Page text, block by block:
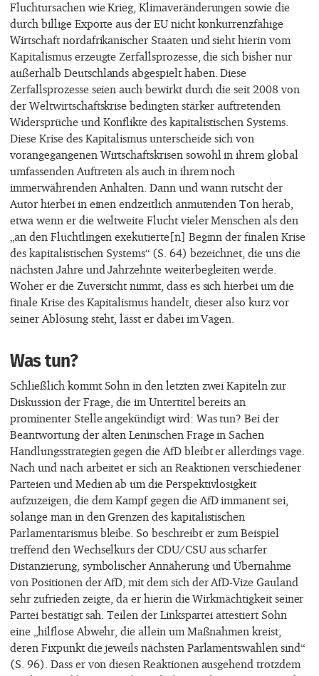
Fluchtursachen wie Krieg, Klimaveränderungen sowie die
durch billige Exporte aus der EU nicht konkurrenzfähige
Wirtschaft nordafrikanischer Staaten und sieht hierin vom
Kapitalismus erzeugte Zerfallsprozesse, die sich bisher nur
außerhalb Deutschlands abgespielt haben. Diese
Zerfallsprozesse seien auch bewirkt durch die seit 2008 von
der Weltwirtschaftskrise bedingten stärker auftretenden
Widersprüche und Konflikte des kapitalistischen Systems.
Diese Krise des Kapitalismus unterscheide sich von
vorangegangenen Wirtschaftskrisen sowohl in ihrem global
umfassenden Auftreten als auch in ihrem noch
immerwährenden Anhalten. Dann und wann rutscht der
Autor hierbei in einen endzeitlich anmutenden Ton herab,
etwa wenn er die weltweite Flucht vieler Menschen als den
„an den Flüchtlingen exekutierte[n] Beginn der finalen Krise
des kapitalistischen Systems“ (S. 64) bezeichnet, die uns die
nächsten Jahre und Jahrzehnte weiterbegleiten werde.
Woher er die Zuversicht nimmt, dass es sich hierbei um die
finale Krise des Kapitalismus handelt, dieser also kurz vor
seiner Ablösung steht, lässt er dabei im Vagen.
Was tun?
Schließlich kommt Sohn in den letzten zwei Kapiteln zur
Diskussion der Frage, die im Untertitel bereits an
prominenter Stelle angekündigt wird: Was tun? Bei der
Beantwortung der alten Leninschen Frage in Sachen
Handlungsstrategien gegen die AfD bleibt er allerdings vage.
Nach und nach arbeitet er sich an Reaktionen verschiedener
Parteien und Medien ab um die Perspektivlosigkeit
aufzuzeigen, die dem Kampf gegen die AfD immanent sei,
solange man in den Grenzen des kapitalistischen
Parlamentarismus bleibe. So beschreibt er zum Beispiel
treffend den Wechselkurs der CDU/CSU aus scharfer
Distanzierung, symbolischer Annäherung und Übernahme
von Positionen der AfD, mit dem sich der AfD-Vize Gauland
sehr zufrieden zeigte, da er hierin die Wirkmächtigkeit seiner
Partei bestätigt sah. Teilen der Linkspartei attestiert Sohn
eine „hilflose Abwehr, die allein um Maßnahmen kreist,
deren Fixpunkt die jeweils nächsten Parlamentswahlen sind“
(S. 96). Dass er von diesen Reaktionen ausgehend trotzdem